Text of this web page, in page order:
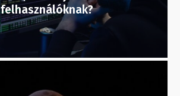
felhasználóknak?